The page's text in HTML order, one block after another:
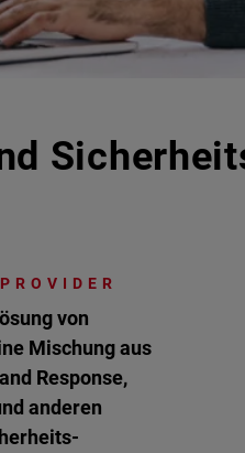
von
Mischung aus
Response,
anderen